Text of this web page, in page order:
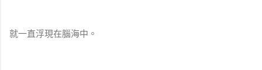
就一直浮現在腦海中。